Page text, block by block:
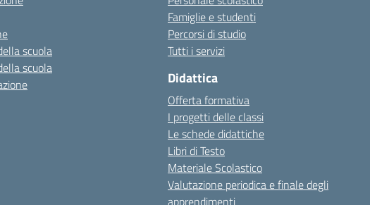
scuola
scuola
Famiglie e studenti
Percorsi di studio
Tutti i servizi
Didattica
Offerta formativa
I progetti delle classi
Le schede didattiche
Libri di Testo
Materiale Scolastico
Valutazione periodica e finale degli
apprendimenti